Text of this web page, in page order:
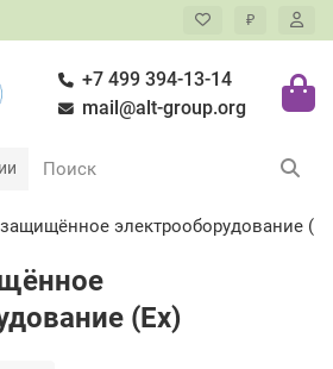
₽
+7 499 394-13-14
mail@alt-group.org
электрооборудование
(Ex)